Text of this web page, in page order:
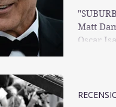
Matt
Oscar